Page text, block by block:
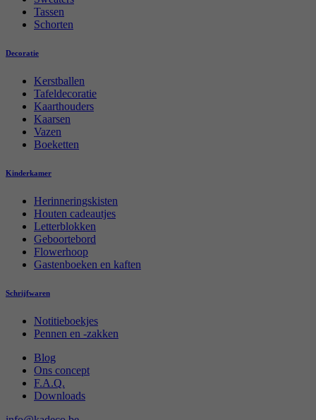
Tassen
Schorten
Decoratie
Kerstballen
Tafeldecoratie
Kaarthouders
Kaarsen
Vazen
Boeketten
Kinderkamer
Herinneringskisten
Houten cadeautjes
Letterblokken
Geboortebord
Flowerhoop
Gastenboeken en kaften
Schrijfwaren
Notitieboekjes
Pennen en -zakken
Blog
Ons concept
F.A.Q.
Downloads